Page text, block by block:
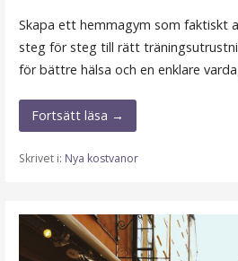
Skapa ett hemmagym som faktiskt
steg för steg till rätt
för bättre hälsa och en enklare
Fortsätt läsa →
Skrivet i: Nya kostvanor